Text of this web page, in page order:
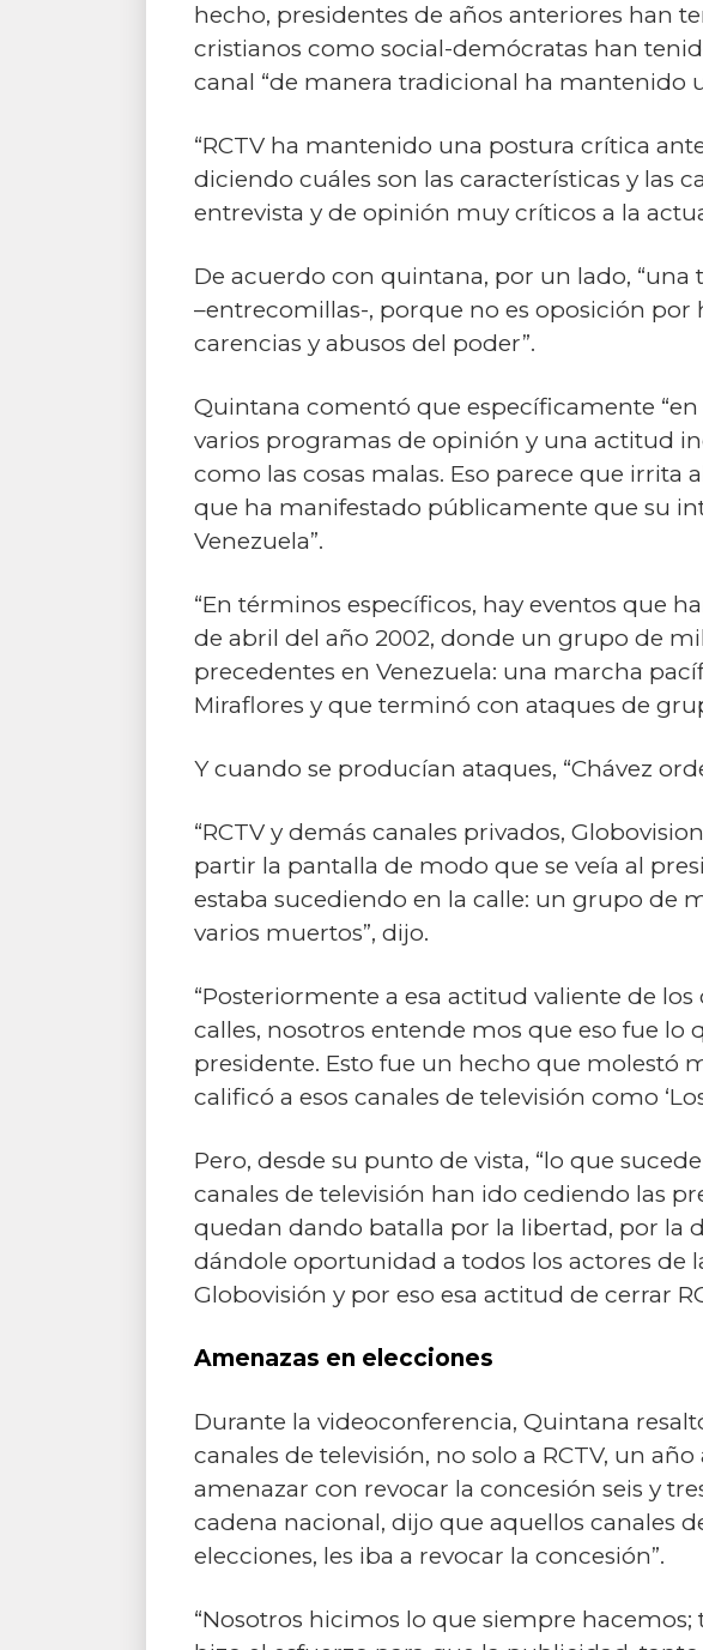
hecho, presidentes de años anteriores han
cristianos como social-demócratas han
canal “de manera tradicional ha mantenido
“RCTV ha mantenido una postura crítica
diciendo cuáles son las características y las
entrevista y de opinión muy críticos a la
De acuerdo con quintana, por un lado, “una
–entrecomillas-, porque no es oposición
carencias y abusos del poder”.
Quintana comentó que específicamente “en
varios programas de opinión y una actitud
como las cosas malas. Eso parece que
que ha manifestado públicamente que su
Venezuela”.
“En términos específicos, hay eventos que
de abril del año 2002, donde un grupo de
precedentes en Venezuela: una marcha
Miraflores y que terminó con ataques de
Y cuando se producían ataques, “Chávez
“RCTV y demás canales privados,
partir la pantalla de modo que se veía al
estaba sucediendo en la calle: un grupo de
varios muertos”, dijo.
“Posteriormente a esa actitud valiente de
calles, nosotros entende mos que eso fue
presidente. Esto fue un hecho que molestó
calificó a esos canales de televisión como
Pero, desde su punto de vista, “lo que
canales de televisión han ido cediendo las
quedan dando batalla por la libertad, por la
dándole oportunidad a todos los actores de
Globovisión y por eso esa actitud de cerrar
Amenazas en elecciones
Durante la videoconferencia, Quintana
canales de televisión, no solo a RCTV, un
amenazar con revocar la concesión seis y
cadena nacional, dijo que aquellos canales
elecciones, les iba a revocar la concesión”.
“Nosotros hicimos lo que siempre